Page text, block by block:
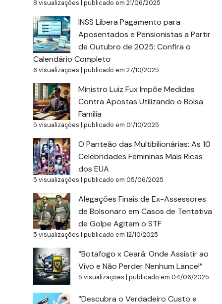
8 visualizações |publicado em 21/06/2025
INSS Libera Pagamento para
Aposentados e Pensionistas a Partir
de Outubro de 2025: Confira o
Calendário Completo
6 visualizações |publicado em 27/10/2025
Ministro Luiz Fux Impõe Medidas
Contra Apostas Utilizando o Bolsa
Família
5 visualizações |publicado em 01/10/2025
O Panteão das Multibilionárias: As 10
Celebridades Femininas Mais Ricas
dos EUA
5 visualizações |publicado em 05/06/2025
Alegações Finais de Ex-Assessores
de Bolsonaro em Casos de Tentativa
de Golpe Agitam o STF
5 visualizações |publicado em 12/10/2025
“Botafogo x Ceará: Onde Assistir ao
Vivo e Não Perder Nenhum Lance!”
5 visualizações |publicado em 04/06/2025
“Descubra o Verdadeiro Custo e